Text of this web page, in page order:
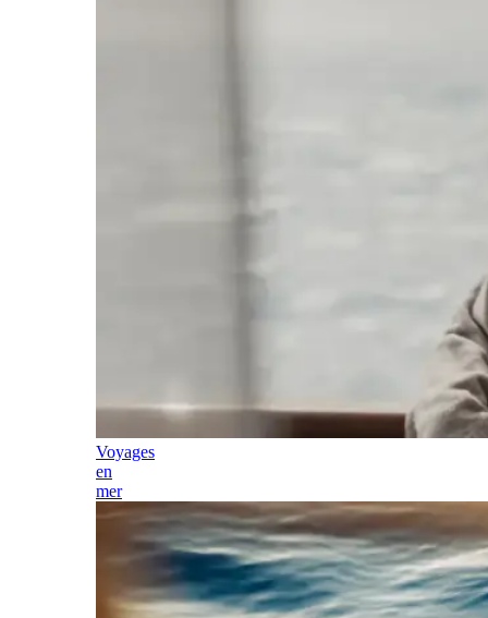
Voyages
en
mer